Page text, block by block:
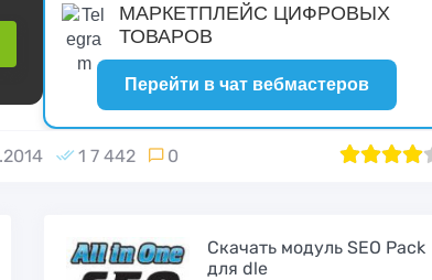
МАРКЕТПЛЕЙС ЦИФРОВЫХ
ТОВАРОВ
Перейти в чат вебмастеров
1 7 442 0 80
1 2 3 4
Скачать модуль SEO Pack
для dle
InstAccountsManager
— полный комбайн
для работы с
Instagram
Proxy Store